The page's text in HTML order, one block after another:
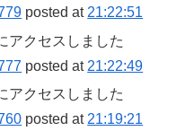
posted at 21:22:51
アクセスしました
posted at 21:22:49
アクセスしました
posted at 21:19:21